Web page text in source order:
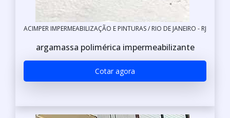
ACIMPER IMPERMEABILIZAÇÃO E PINTURAS / RIO DE JANEIRO - RJ
argamassa polimérica impermeabilizante
Cotar agora